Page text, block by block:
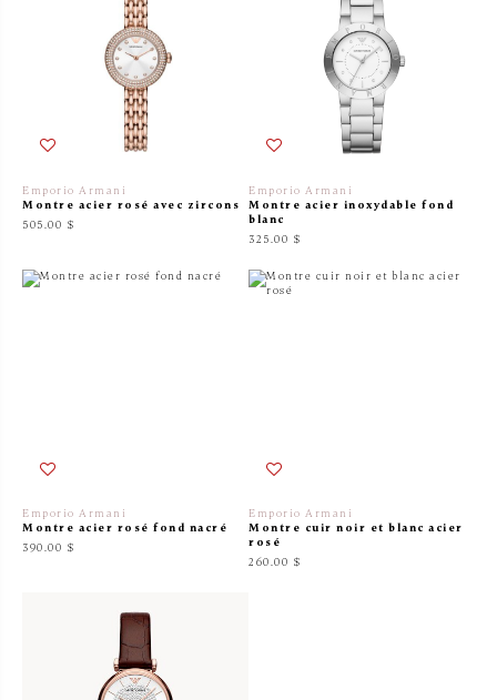
Emporio Armani
Montre acier rosé avec zircons
505.00 $
Emporio Armani
Montre acier inoxydable fond
blanc
325.00 $
Emporio Armani
Montre acier rosé fond nacré
390.00 $
Emporio Armani
Montre cuir noir et blanc acier
rosé
260.00 $